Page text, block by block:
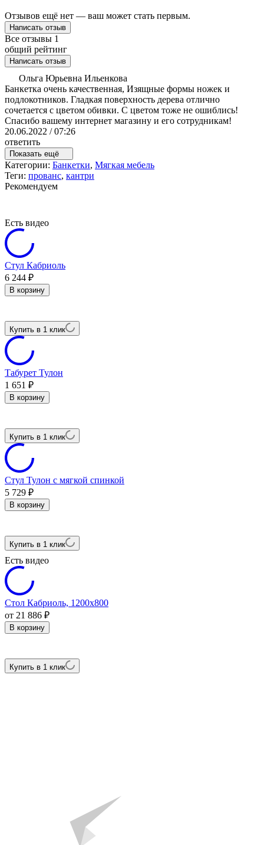
Отзывов ещё нет — ваш может стать первым.
Написать отзыв
Все отзывы 1
общий рейтинг
Написать отзыв
Ольга Юрьевна Ильенкова
Банкетка очень качественная, Изящные формы ножек и
подлокотников. Гладкая поверхность дерева отлично
сочетается с цветом обивки. С цветом тоже не ошиблись!
Спасибо вашему интернет магазину и его сотрудникам!
20.06.2022 / 07:26
ответить
Показать ещё
Категории: Банкетки, Мягкая мебель
Теги: прованс, кантри
Рекомендуем
Есть видео
Стул Кабриоль
6 244 ₽
В корзину
Купить в 1 клик
Табурет Тулон
1 651 ₽
В корзину
Купить в 1 клик
Стул Тулон с мягкой спинкой
5 729 ₽
В корзину
Купить в 1 клик
Есть видео
Стол Кабриоль, 1200х800
от 21 886 ₽
В корзину
Купить в 1 клик